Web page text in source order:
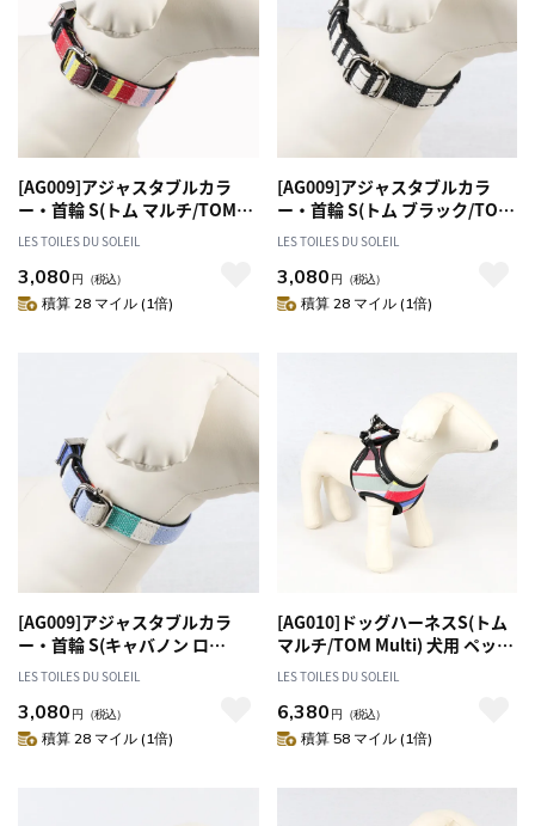
[AG009]アジャスタブルカラ
ー・首輪 S(トム マルチ/TOM
Multi) 犬用 ペット お散歩 おし
ゃれ
LES TOILES DU SOLEIL
3,080 円 （税込）
積算 28 マイル (1倍)
[AG009]アジャスタブルカラ
ー・首輪 S(トム ブラック/TOM
Black) 犬用 ペット お散歩 おし
ゃれ
LES TOILES DU SOLEIL
3,080 円 （税込）
積算 28 マイル (1倍)
[AG009]アジャスタブルカラ
ー・首輪 S(キャバノン ロ
ア/CABANON Roy) 犬用 ペット
LES TOILES DU SOLEIL
3,080 円 （税込）
積算 28 マイル (1倍)
[AG010]ドッグハーネスS(トム
マルチ/TOM Multi) 犬用 ペット
お散歩 おしゃれ
LES TOILES DU SOLEIL
6,380 円 （税込）
積算 58 マイル (1倍)